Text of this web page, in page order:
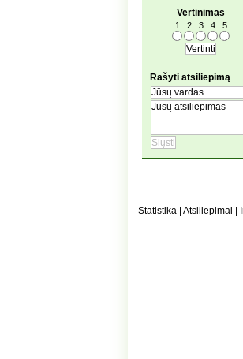
Vertinimas
1 2 3 4 5
Rašyti atsiliepimą
Statistika Atsiliepimai